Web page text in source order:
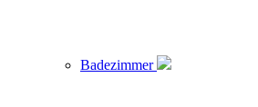
Badezimmer